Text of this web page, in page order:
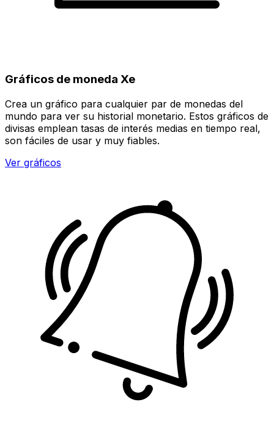
Gráficos de moneda Xe
Crea un gráfico para cualquier par de monedas del
mundo para ver su historial monetario. Estos gráficos de
divisas emplean tasas de interés medias en tiempo real,
son fáciles de usar y muy fiables.
Ver gráficos